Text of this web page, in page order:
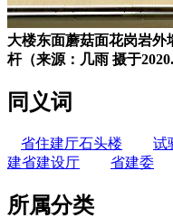
大楼东面蘑菇面花岗岩外
杆（来源：几雨 摄于
同义词
省住建厅石头楼 试
建省建设厅
省建委
所属分类